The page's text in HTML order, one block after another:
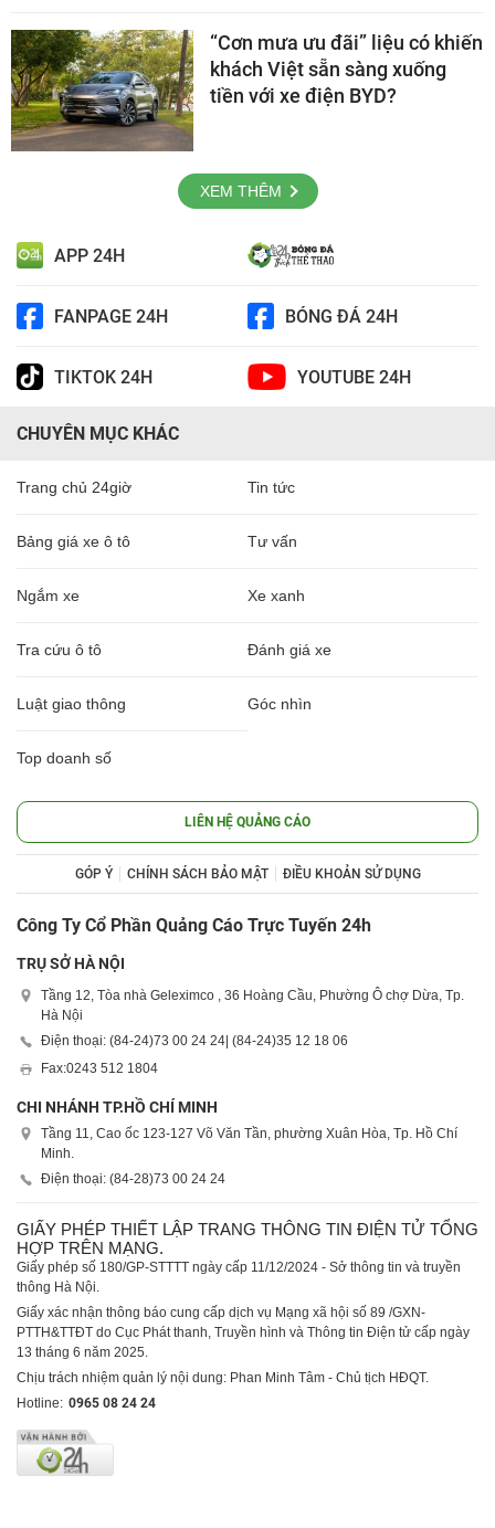
“Cơn mưa ưu đãi” liệu có khiến
khách Việt sẵn sàng xuống
tiền với xe điện BYD?
XEM THÊM
APP 24H
FANPAGE 24H BÓNG ĐÁ 24H
TIKTOK 24H YOUTUBE 24H
CHUYÊN MỤC KHÁC
Trang chủ 24giờ Tin tức
Bảng giá xe ô tô Tư vấn
Ngắm xe Xe xanh
Tra cứu ô tô Đánh giá xe
Luật giao thông Góc nhìn
Top doanh số
LIÊN HỆ QUẢNG CÁO
GÓP Ý CHÍNH SÁCH BẢO MẬT ĐIỀU KHOẢN SỬ DỤNG
Công Ty Cổ Phần Quảng Cáo Trực Tuyến 24h
TRỤ SỞ HÀ NỘI
Tầng 12, Tòa nhà Geleximco , 36 Hoàng Cầu, Phường Ô chợ Dừa, Tp.
Hà Nội
Điện thoại: (84-24)73 00 24 24 | (84-24)35 12 18 06
Fax:0243 512 1804
CHI NHÁNH TP.HỒ CHÍ MINH
Tầng 11, Cao ốc 123-127 Võ Văn Tần, phường Xuân Hòa, Tp. Hồ Chí
Minh.
Điện thoại: (84-28)73 00 24 24
GIẤY PHÉP THIẾT LẬP TRANG THÔNG TIN ĐIỆN TỬ TỔNG
HỢP TRÊN MẠNG.
Giấy phép số 180/GP-STTTT ngày cấp 11/12/2024 - Sở thông tin và truyền
thông Hà Nội.
Giấy xác nhận thông báo cung cấp dịch vụ Mạng xã hội số 89 /GXN-
PTTH&TTĐT do Cục Phát thanh, Truyền hình và Thông tin Điện tử cấp ngày
13 tháng 6 năm 2025.
Chịu trách nhiệm quản lý nội dung: Phan Minh Tâm - Chủ tịch HĐQT.
Hotline: 0965 08 24 24